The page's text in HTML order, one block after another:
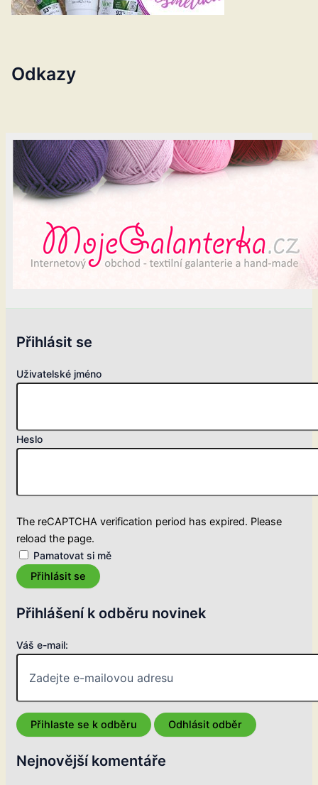
Odkazy
Přihlásit se
Uživatelské jméno
Heslo
The reCAPTCHA verification period has expired. Please
reload the page.
Pamatovat si mě
Přihlásit se
Přihlášení k odběru novinek
Váš e-mail:
Nejnovější komentáře